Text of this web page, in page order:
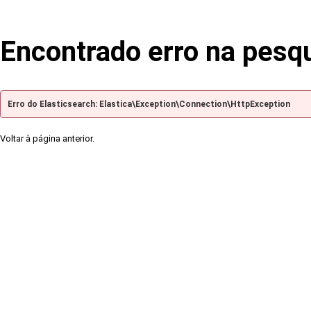
Encontrado erro na
Erro do Elasticsearch: Elastica\Exception\Connection\HttpException
Voltar à página anterior.